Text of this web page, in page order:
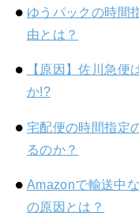
ゆうパックの時間
由とは？
【原因】佐川急
か!?
宅配便の時間指定
るのか？
Amazonで輸送中
の原因とは？